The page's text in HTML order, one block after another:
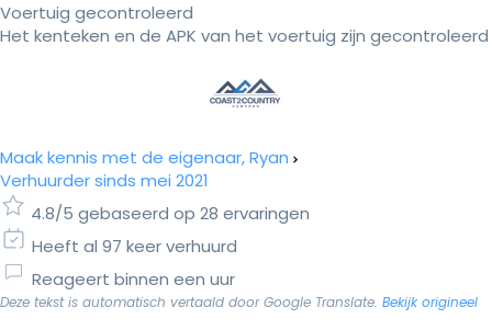
Voertuig gecontroleerd
Het kenteken en de APK van het voertuig zijn gecontroleerd
Maak kennis met de eigenaar, Ryan
Verhuurder sinds mei 2021
4.8/5 gebaseerd op 28 ervaringen
Heeft al 97 keer verhuurd
Reageert binnen een uur
Deze tekst is automatisch vertaald door Google Translate. Bekijk origineel